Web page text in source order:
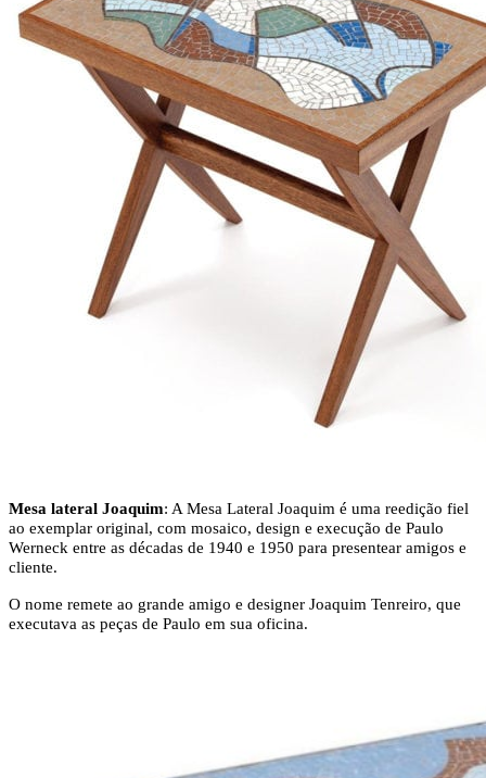
Mesa lateral Joaquim: A Mesa Lateral Joaquim é uma reedição fiel
ao exemplar original, com mosaico, design e execução de Paulo
Werneck entre as décadas de 1940 e 1950 para presentear amigos e
cliente.
O nome remete ao grande amigo e designer Joaquim Tenreiro, que
executava as peças de Paulo em sua oficina.